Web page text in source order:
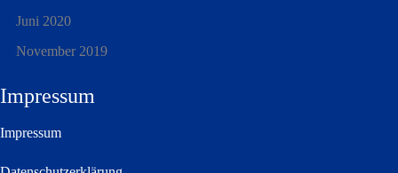
Juni 2020
November 2019
Impressum
Impressum